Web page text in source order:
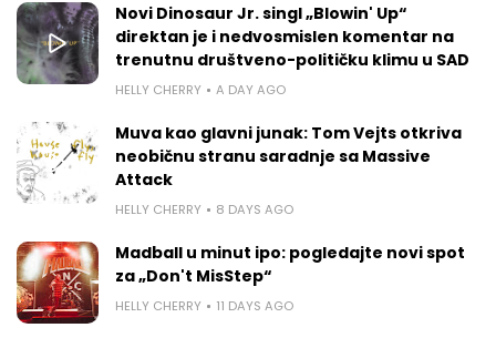
Novi Dinosaur Jr. singl „Blowin' Up“
direktan je i nedvosmislen komentar na
trenutnu društveno-političku klimu u SAD
HELLY CHERRY A DAY AGO
Muva kao glavni junak: Tom Vejts otkriva
neobičnu stranu saradnje sa Massive
Attack
HELLY CHERRY 8 DAYS AGO
Madball u minut ipo: pogledajte novi spot
za „Don't MisStep“
HELLY CHERRY 11 DAYS AGO